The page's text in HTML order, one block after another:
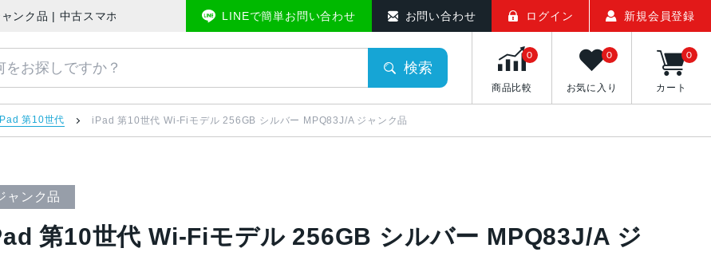
ンク品 | 中古スマホ販売のアメモバマーケットLINEで簡単お問い合わせ お問い合わせ ログイン 新規会員登録
検索
商品比較
0
お気に入り
0
カート
0
第10世代 iPad 第10世代 Wi-Fiモデル 256GB シルバー MPQ83J/A ジャンク品
ャンク品
第10世代 Wi-Fiモデル 256GB シルバー MPQ83J/A ジ